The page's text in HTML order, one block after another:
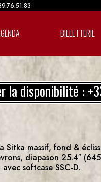
BILLETTERIE
la disponibilité :
massif, fond &
diapason 25.4″
softcase SSC-D.